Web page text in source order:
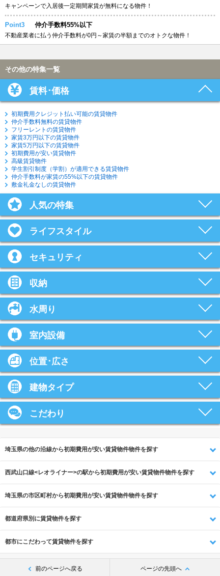
キャンペーンで入居後一定期間家賃が無料になる物件！
Point3 仲介手数料55%以下
不動産業者に払う仲介手数料が0円～家賃の半額までのオトクな物件！
その他の特集一覧
賃料･価格
初期費用クレジット払い可能の賃貸物件
仲介手数料無料の賃貸物件
フリーレントの賃貸物件
家賃3万円以下の賃貸物件
家賃5万円以下の賃貸物件
初期費用が安い賃貸物件
高級賃貸物件
学生割引制度（学割）が適用できる賃貸物件
仲介手数料が家賃の55%以下の賃貸物件
敷金礼金なしの賃貸物件
人気の特集
ライフスタイル
セキュリティ
収納
水周り
室内設備
位置･広さ
建物タイプ
こだわり
埼玉県の他の沿線から初期費用が安い賃貸物件物件を探す
西武山口線<レオライナー>の駅から初期費用が安い賃貸物件物件を探す
埼玉県の市区町村から初期費用が安い賃貸物件物件を探す
都道府県別に賃貸物件を探す
都市にこだわって賃貸物件を探す
前のページへ戻る ページの先頭へ